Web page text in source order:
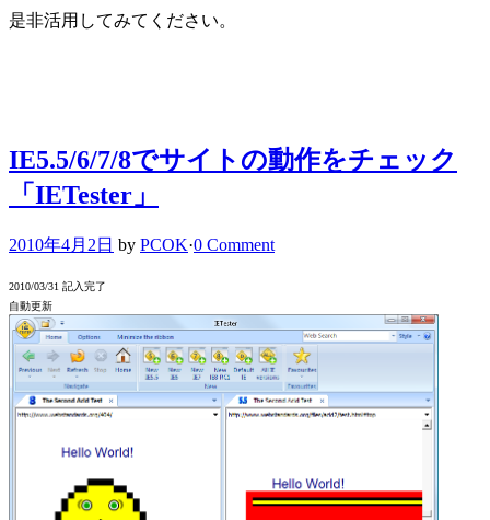
是非活用してみてください。
IE5.5/6/7/8でサイトの動作をチェック
「IETester」
2010年4月2日 by PCOK·0 Comment
2010/03/31 記入完了
自動更新